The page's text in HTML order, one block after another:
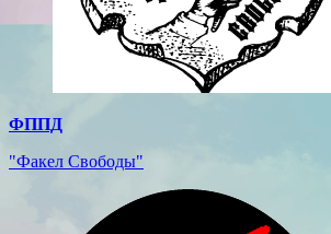
ФППД
"Факел Свободы"